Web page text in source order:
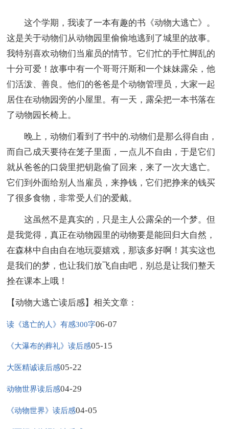
这个学期，我读了一本有趣的书《动物大逃亡》。
这是关于动物们从动物园里偷偷地逃到了城里的故事。
我特别喜欢动物们当雇员的情节。它们忙的手忙脚乱的
十分可爱！故事中有一个哥哥汗斯和一个妹妹露朵，他
们活泼、善良。他们的爸爸是个动物管理员，大家一起
居住在动物园旁的小屋里。有一天，露朵把一本书落在
了动物园长椅上。
晚上，动物们看到了书中的.动物们是那么得自由，
而自己成天要待在笼子里面，一点儿不自由，于是它们
就从爸爸的口袋里把钥匙偷了回来，来了一次大逃亡。
它们到外面给别人当雇员，来挣钱，它们把挣来的钱买
了很多食物，非常受人们的爱戴。
这虽然不是真实的，只是主人公露朵的一个梦。但
是我觉得，真正在动物园里的动物要是能回归大自然，
在森林中自由自在地玩耍嬉戏，那该多好啊！其实这也
是我们的梦，也让我们放飞自由吧，别总是让我们整天
拴在课本上哦！
【动物大逃亡读后感】相关文章：
读《逃亡的人》有感300字06-07
《大瀑布的葬礼》读后感05-15
大医精诚读后感05-22
动物世界读后感04-29
《动物世界》读后感04-05